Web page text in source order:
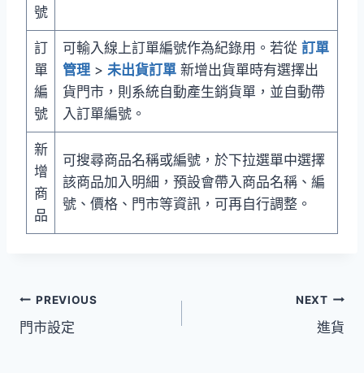
號
訂
單
編
號
可輸入線上訂單編號作為紀錄用。若從 訂單
管理> 未出貨訂單新增出貨單時有選擇出
貨門市，則系統自動產生銷貨單，並自動帶
入訂單編號。
新
增
商
品
可搜尋商品名稱或編號，於下拉選單中選擇
該商品加入明細，預設會帶入商品名稱、編
號、價格、門市等資訊，可再自行調整。
文
章
PREVIOUS
門市設定
NEXT
進貨